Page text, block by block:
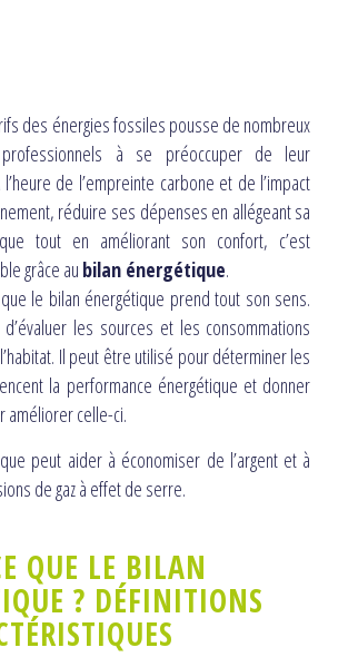
des énergies fossiles pousse de nombreux
à se préoccuper de leur
de l’empreinte carbone et de l’impact
réduire ses dépenses en allégeant sa
tout en améliorant son confort, c’est
grâce au bilan énergétique.
le bilan énergétique prend tout son sens.
les sources et les consommations
Il peut être utilisé pour déterminer les
la performance énergétique et donner
améliorer celle-ci.
peut aider à économiser de l’argent et à
de gaz à effet de serre.
QUE LE BILAN
? DÉFINITIONS